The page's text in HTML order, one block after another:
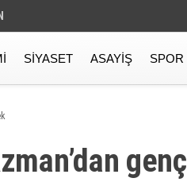
SIYASET ASAYIŞ SPOR
genç